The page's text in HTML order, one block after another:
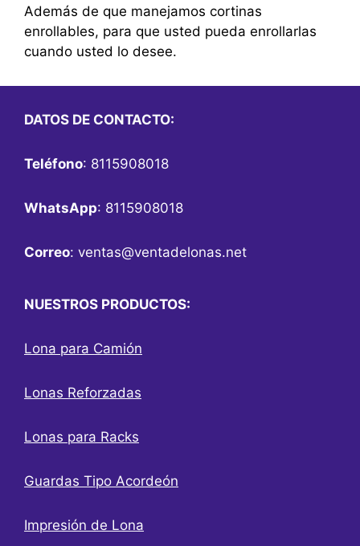
Además de que manejamos cortinas
enrollables, para que usted pueda enrollarlas
cuando usted lo desee.
DATOS DE CONTACTO:
Teléfono: 8115908018
WhatsApp: 8115908018
Correo: ventas@ventadelonas.net
NUESTROS PRODUCTOS:
Lona para Camión
Lonas Reforzadas
Lonas para Racks
Guardas Tipo Acordeón
Impresión de Lona